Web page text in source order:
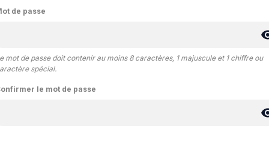
de passe
mot de passe doit contenir au moins 8 caractères, 1 majuscule et 1 chiffre ou
spécial.
le mot de passe